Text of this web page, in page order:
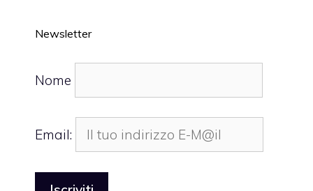
Newsletter
Nome
Email: